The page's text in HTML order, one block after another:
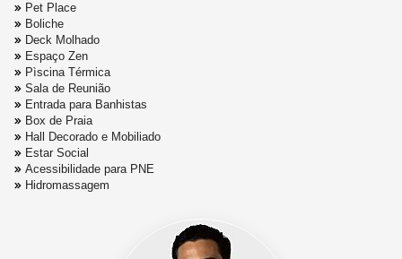
Pet Place
Boliche
Deck Molhado
Espaço Zen
Pìscina Térmica
Sala de Reunião
Entrada para Banhistas
Box de Praia
Hall Decorado e Mobiliado
Estar Social
Acessibilidade para PNE
Hidromassagem